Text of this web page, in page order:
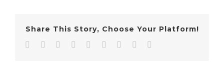
Share This Story, Choose Your Platform!
Facebook
TwitterLinkedIn
RedditWhatsApp
TumblrPinterest